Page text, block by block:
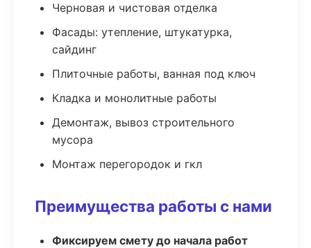
Черновая и чистовая отделка
Фасады: утепление, штукатурка,
сайдинг
Плиточные работы, ванная под ключ
Кладка и монолитные работы
Демонтаж, вывоз строительного
мусора
Монтаж перегородок и гкл
Преимущества работы с нами
Фиксируем смету до начала работ